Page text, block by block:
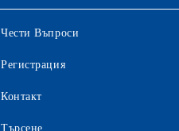
Чести Въпроси
Регистрация
Контакт
Търсене